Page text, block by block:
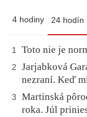
4 hodiny 24 hodín
1 Toto nie je
2
Jarjabková
nezraní. Keď
3
Martinská
roka. Júl